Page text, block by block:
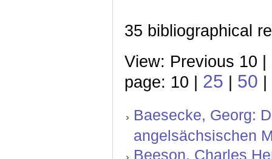
35 bibliographical
View: Previous 10 |
page: 10 | 25 | 50 |
Baesecke, Georg:
angelsächsischen
Beeson, Charles